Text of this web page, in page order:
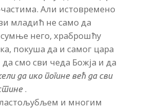
Али истовремено
младић не само да
него, храброшћу
покуша да и самог цара
да смо сви чеда Божја и да
да ико погине већ да сви
.
и многим